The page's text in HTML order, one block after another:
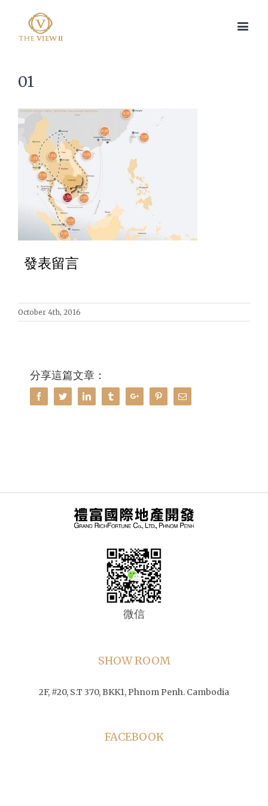
01
發表留言
October 4th, 2016
分享這篇文章：
Facebook
TwitterLinkedinTumblrGoogle+PinterestEmail
微信
SHOW ROOM
2F, #20, S.T 370, BKK1, Phnom Penh. Cambodia
FACEBOOK